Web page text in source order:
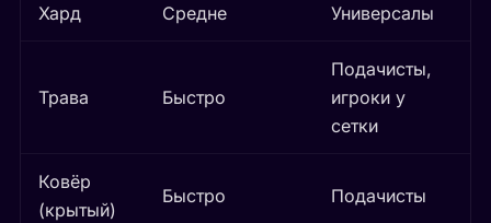
Хард Средне Универсалы
Трава Быстро
Подачисты,
игроки у
сетки
Ковёр
(крытый)
Быстро Подачисты